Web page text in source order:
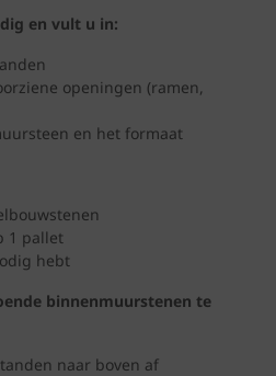
en vult u in:
openingen (ramen,
en het formaat
1 pallet
hebt
binnenmuurstenen te
naar boven af